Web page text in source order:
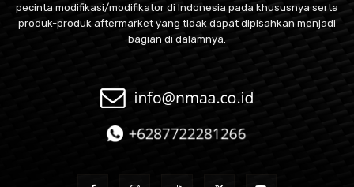
pecinta modifikasi/modifikator di Indonesia pada khususnya serta
produk-produk aftermarket yang tidak dapat dipisahkan menjadi
bagian di dalamnya.